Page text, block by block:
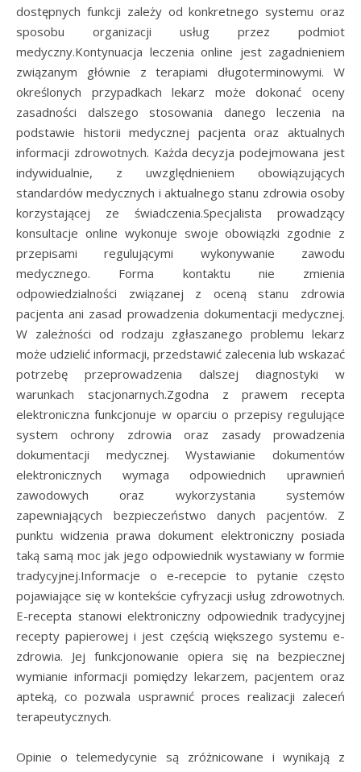
dostępnych funkcji zależy od konkretnego systemu oraz
sposobu organizacji usług przez podmiot
medyczny.Kontynuacja leczenia online jest zagadnieniem
związanym głównie z terapiami długoterminowymi. W
określonych przypadkach lekarz może dokonać oceny
zasadności dalszego stosowania danego leczenia na
podstawie historii medycznej pacjenta oraz aktualnych
informacji zdrowotnych. Każda decyzja podejmowana jest
indywidualnie, z uwzględnieniem obowiązujących
standardów medycznych i aktualnego stanu zdrowia osoby
korzystającej ze świadczenia.Specjalista prowadzący
konsultacje online wykonuje swoje obowiązki zgodnie z
przepisami regulującymi wykonywanie zawodu
medycznego. Forma kontaktu nie zmienia
odpowiedzialności związanej z oceną stanu zdrowia
pacjenta ani zasad prowadzenia dokumentacji medycznej.
W zależności od rodzaju zgłaszanego problemu lekarz
może udzielić informacji, przedstawić zalecenia lub wskazać
potrzebę przeprowadzenia dalszej diagnostyki w
warunkach stacjonarnych.Zgodna z prawem recepta
elektroniczna funkcjonuje w oparciu o przepisy regulujące
system ochrony zdrowia oraz zasady prowadzenia
dokumentacji medycznej. Wystawianie dokumentów
elektronicznych wymaga odpowiednich uprawnień
zawodowych oraz wykorzystania systemów
zapewniających bezpieczeństwo danych pacjentów. Z
punktu widzenia prawa dokument elektroniczny posiada
taką samą moc jak jego odpowiednik wystawiany w formie
tradycyjnej.Informacje o e-recepcie to pytanie często
pojawiające się w kontekście cyfryzacji usług zdrowotnych.
E-recepta stanowi elektroniczny odpowiednik tradycyjnej
recepty papierowej i jest częścią większego systemu e-
zdrowia. Jej funkcjonowanie opiera się na bezpiecznej
wymianie informacji pomiędzy lekarzem, pacjentem oraz
apteką, co pozwala usprawnić proces realizacji zaleceń
terapeutycznych.
Opinie o telemedycynie są zróżnicowane i wynikają z